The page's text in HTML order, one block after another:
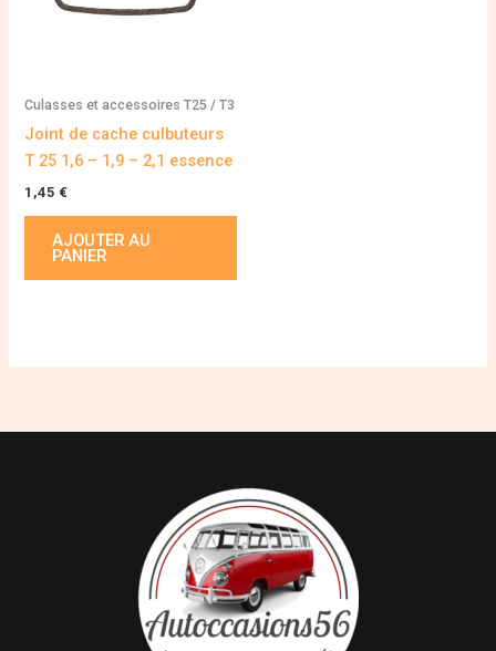
Culasses et accessoires T25 / T3
Joint de cache culbuteurs
T 25 1,6 – 1,9 – 2,1 essence
1,45 €
AJOUTER AU
PANIER